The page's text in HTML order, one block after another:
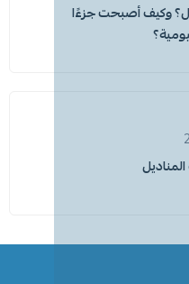
وكيف أصبحت جزءًا